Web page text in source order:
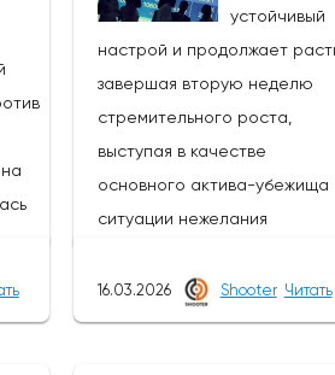
устойчивый
настрой и продолжает
завершая вторую неделю
стремительного роста,
выступая в качестве
основного актива-убежища
ситуации нежелания
на фоне эскалации войны на
Ближнем Востоке угрожает
16.03.2026 Shooter Читать